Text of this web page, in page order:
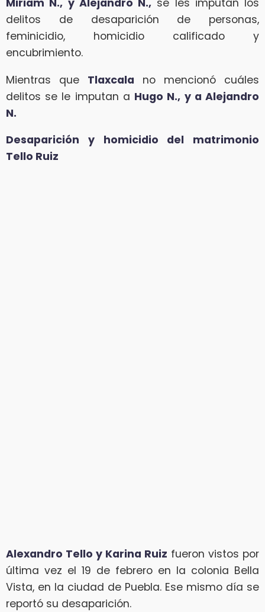
Miriam N., y Alejandro N., se les imputan los
delitos de desaparición de personas,
feminicidio, homicidio calificado y
encubrimiento.
Mientras que Tlaxcala no mencionó cuáles
delitos se le imputan a Hugo N., y a Alejandro
N.
Desaparición y homicidio del matrimonio
Tello Ruiz
Alexandro Tello y Karina Ruiz fueron vistos por
última vez el 19 de febrero en la colonia Bella
Vista, en la ciudad de Puebla. Ese mismo día se
reportó su desaparición.